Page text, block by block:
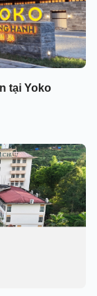
tại Yoko